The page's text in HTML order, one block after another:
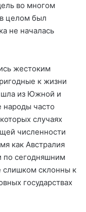
во многом
целом был
не началась
жестоким
к жизни
шла из Южной и
народы часто
случаях
численности
как Австралия
по сегодняшним
слишком склонны к
государствах